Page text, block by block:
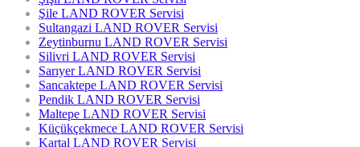
Şile LAND ROVER Servisi
Sultangazi LAND ROVER Servisi
Zeytinburnu LAND ROVER Servisi
Silivri LAND ROVER Servisi
Sarıyer LAND ROVER Servisi
Sancaktepe LAND ROVER Servisi
Pendik LAND ROVER Servisi
Maltepe LAND ROVER Servisi
Küçükçekmece LAND ROVER Servisi
Kartal LAND ROVER Servisi